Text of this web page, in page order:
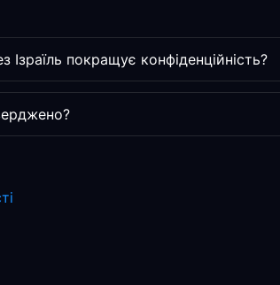
покращує конфіденційність?